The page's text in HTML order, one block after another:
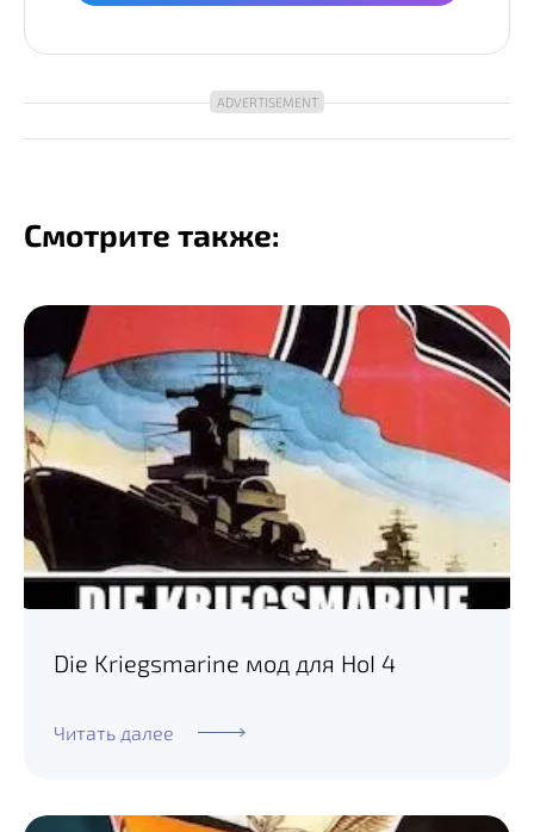
Смотрите также:
Die Kriegsmarine мод для HoI 4
Читать далее